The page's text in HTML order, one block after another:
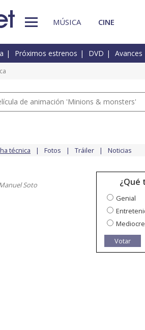
MÚSICA CINE
Próximos estrenos DVD Avances
de animación 'Minions & monsters'
técnica Fotos Tráiler Noticias
Soto ¿Qué
Genial
Mediocre
Votar